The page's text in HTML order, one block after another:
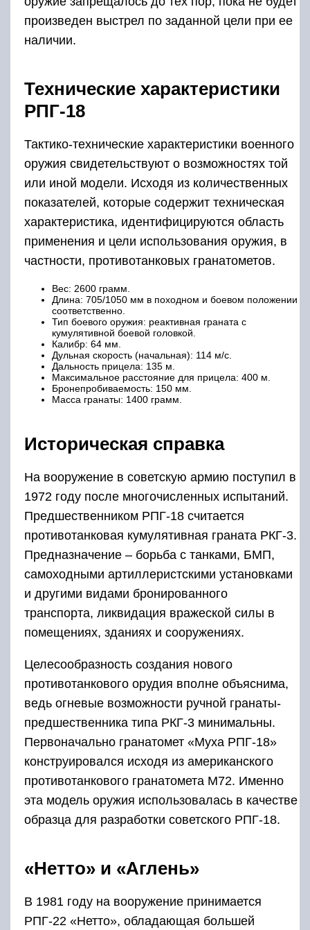
произведен выстрел по заданной цели при ее
наличии.
Технические характеристики
РПГ-18
Тактико-технические характеристики военного
оружия свидетельствуют о возможностях той
или иной модели. Исходя из количественных
показателей, которые содержит техническая
характеристика, идентифицируются область
применения и цели использования оружия, в
частности, противотанковых гранатометов.
Вес: 2600 грамм.
Длина: 705/1050 мм в походном и боевом положении
соответственно.
Тип боевого оружия: реактивная граната с
кумулятивной боевой головкой.
Калибр: 64 мм.
Дульная скорость (начальная): 114 м/с.
Дальность прицела: 135 м.
Максимальное расстояние для прицела: 400 м.
Бронепробиваемость: 150 мм.
Масса гранаты: 1400 грамм.
Историческая справка
На вооружение в советскую армию поступил в
1972 году после многочисленных испытаний.
Предшественником РПГ-18 считается
противотанковая кумулятивная граната РКГ-3.
Предназначение – борьба с танками, БМП,
самоходными артиллеристскими установками
и другими видами бронированного
транспорта, ликвидация вражеской силы в
помещениях, зданиях и сооружениях.
Целесообразность создания нового
противотанкового орудия вполне объяснима,
ведь огневые возможности ручной гранаты-
предшественника типа РКГ-3 минимальны.
Первоначально гранатомет «Муха РПГ-18»
конструировался исходя из американского
противотанкового гранатомета М72. Именно
эта модель оружия использовалась в качестве
образца для разработки советского РПГ-18.
«Нетто» и «Аглень»
В 1981 году на вооружение принимается
РПГ-22 «Нетто», обладающая большей